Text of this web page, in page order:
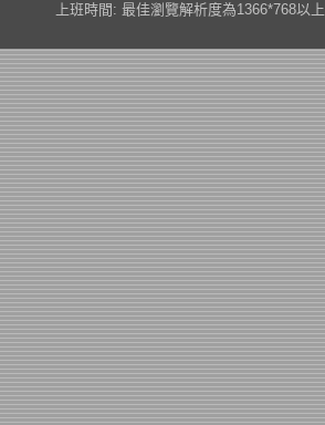
上班時間: 最佳瀏覽解析度為1366*768以上